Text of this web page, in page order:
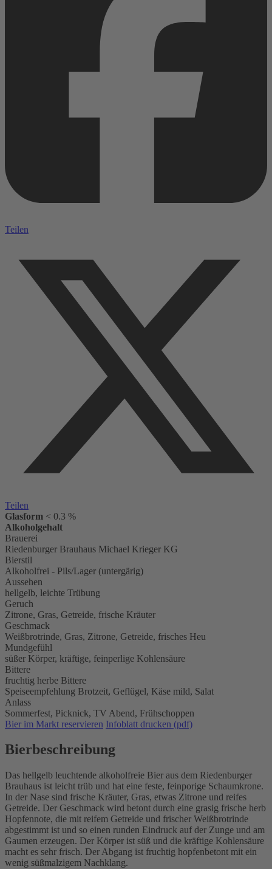
Teilen
Teilen
Glasform < 0.3 %
Alkoholgehalt
Brauerei
Riedenburger Brauhaus Michael Krieger KG
Bierstil
Alkoholfrei - Pils/Lager (untergärig)
Aussehen
hellgelb, leichte Trübung
Geruch
Zitrone, Gras, Getreide, frische Kräuter
Geschmack
Weißbrotrinde, Gras, Zitrone, Getreide, frisches Heu
Mundgefühl
süßer Körper, kräftige, feinperlige Kohlensäure
Bittere
fruchtig herbe Bittere
Speiseempfehlung Brotzeit, Geflügel, Käse mild, Salat
Anlass
Sommerfest, Picknick, TV Abend, Frühschoppen
Bier im Markt reservieren Infoblatt drucken (pdf)
Bierbeschreibung
Das hellgelb leuchtende alkoholfreie Bier aus dem Riedenburger
Brauhaus ist leicht trüb und hat eine feste, feinporige Schaumkrone.
In der Nase sind frische Kräuter, Gras, etwas Zitrone und reifes
Getreide. Der Geschmack wird betont durch eine grasig frische herb
Hopfennote, die mit reifem Getreide und frischer Weißbrotrinde
abgestimmt ist und so einen runden Eindruck auf der Zunge und am
Gaumen erzeugen. Der Körper ist süß und die kräftige Kohlensäure
macht es sehr frisch. Der Abgang ist fruchtig hopfenbetont mit ein
wenig süßmalzigem Nachklang.